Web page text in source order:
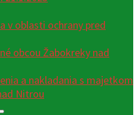
v oblasti ochrany pred
obcou Žabokreky nad
a nakladania s majetkom
Nitrou